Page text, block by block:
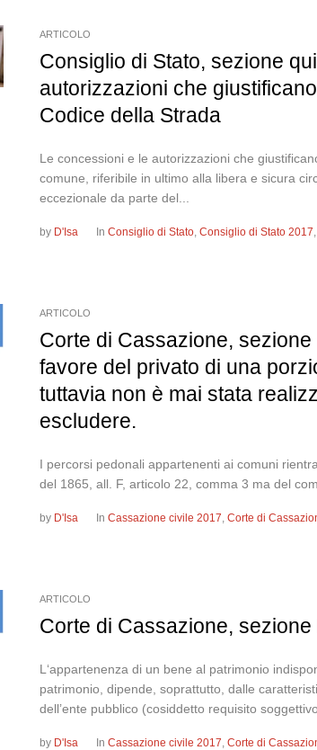
ARTICOLO
Consiglio di Stato, sezione
autorizzazioni che
Codice della Strada
Le concessioni e le autorizzazioni che
comune, riferibile in ultimo alla libera e sicura
eccezionale da parte del...
by D'Isa InConsiglio di Stato,Consiglio di Stato 2017,
ARTICOLO
Corte di Cassazione,
favore del privato di una
tuttavia non è mai stata
escludere.
I percorsi pedonali appartenenti ai comuni
del 1865, all. F, articolo 22, comma 3 ma del
by D'Isa InCassazione civile 2017,Corte di
ARTICOLO
Corte di Cassazione,
L‘appartenenza di un bene al patrimonio
patrimonio, dipende, soprattutto, dalle
dell’ente pubblico (cosiddetto requisito
by D'Isa InCassazione civile 2017,Corte di